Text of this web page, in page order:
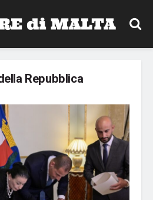
Repubblica